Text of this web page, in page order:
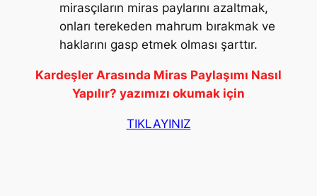
mirasçıların miras paylarını azaltmak,
onları terekeden mahrum bırakmak ve
haklarını gasp etmek olması şarttır.
Kardeşler Arasında Miras Paylaşımı Nasıl
Yapılır? yazımızı okumak için
TIKLAYINIZ